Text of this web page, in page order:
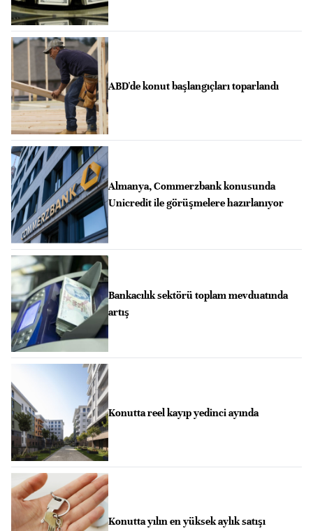
ABD'de konut başlangıçları toparlandı
Almanya, Commerzbank konusunda
Unicredit ile görüşmelere hazırlanıyor
Bankacılık sektörü toplam mevduatında
artış
Konutta reel kayıp yedinci ayında
Konutta yılın en yüksek aylık satışı